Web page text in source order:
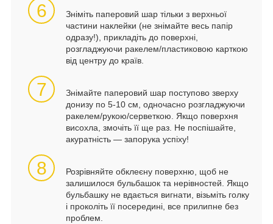
6
Зніміть паперовий шар тільки з верхньої
частини наклейки (не знімайте весь папір
одразу!), прикладіть до поверхні,
розгладжуючи ракелем/пластиковою карткою
від центру до країв.
7
Знімайте паперовий шар поступово зверху
донизу по 5-10 см, одночасно розгладжуючи
ракелем/рукою/серветкою. Якщо поверхня
висохла, змочіть її ще раз. Не поспішайте,
акуратність — запорука успіху!
8
Розрівняйте обклеєну поверхню, щоб не
залишилося бульбашок та нерівностей. Якщо
бульбашку не вдається вигнати, візьміть голку
і проколіть її посередині, все прилипне без
проблем.